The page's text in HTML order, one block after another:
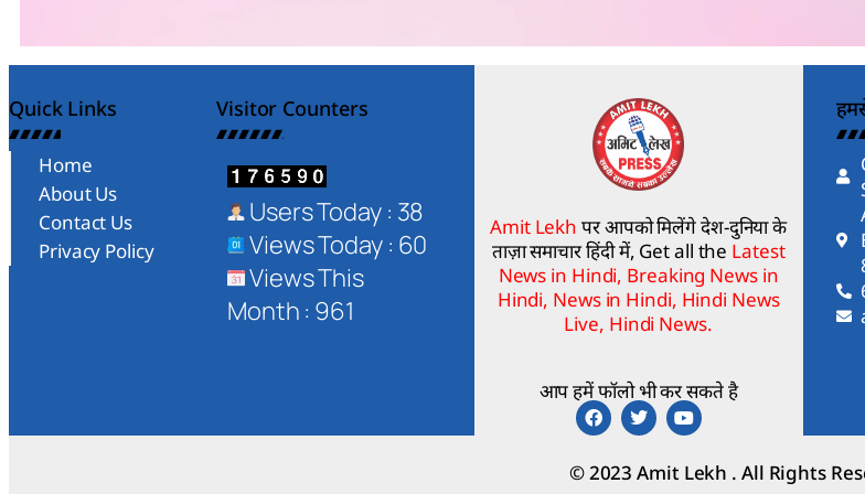
Quick Links
Home
About Us
Contact Us
Privacy Policy
Visitor Counters
Users Today : 38
Views Today : 60
Views This
Month : 961
Amit Lekh पर आपको मिलेंगे देश-दुनिया के
ताज़ा समाचार हिंदी में, Get all the Latest
News in Hindi, Breaking News in
Hindi, News in Hindi, Hindi News
Live, Hindi News.
आप हमें फॉलो भी कर सकते है
© 2023 Amit Lekh . All Rights